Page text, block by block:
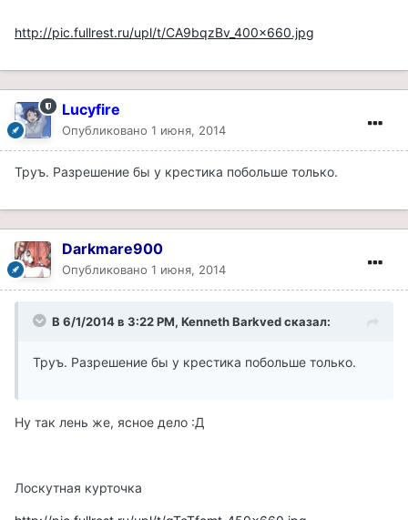
http://pic.fullrest.ru/upl/t/CA9bqzBv_400x660.jpg
Lucyfire
Опубликовано 1 июня, 2014
Труъ. Разрешение бы у крестика побольше только.
Darkmare900
Опубликовано 1 июня, 2014
В 6/1/2014 в 3:22 PM, Kenneth Barkved сказал:
Труъ. Разрешение бы у крестика побольше только.
Ну так лень же, ясное дело :Д
Лоскутная курточка